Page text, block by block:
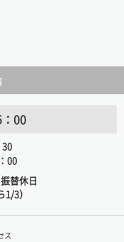
00
00
替休日
3）
ス